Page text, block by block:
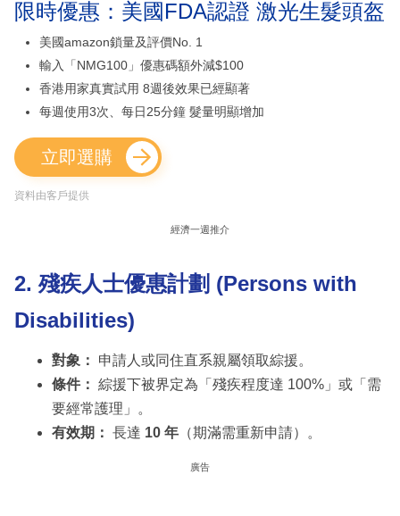
限時優惠：美國FDA認證 激光生髮頭盔
美國amazon鎖量及評價No. 1
輸入「NMG100」優惠碼額外減$100
香港用家真實試用 8週後效果已經顯著
每週使用3次、每日25分鐘 髮量明顯增加
立即選購
資料由客戶提供
經濟一週推介
2. 殘疾人士優惠計劃 (Persons with
Disabilities)
對象：
申請人或同住直系親屬領取綜援。
條件： 綜援下被界定為「殘疾程度達 100%」或「需
要經常護理」。
有效期： 長達 10 年 （期滿需重新申請）。
廣告